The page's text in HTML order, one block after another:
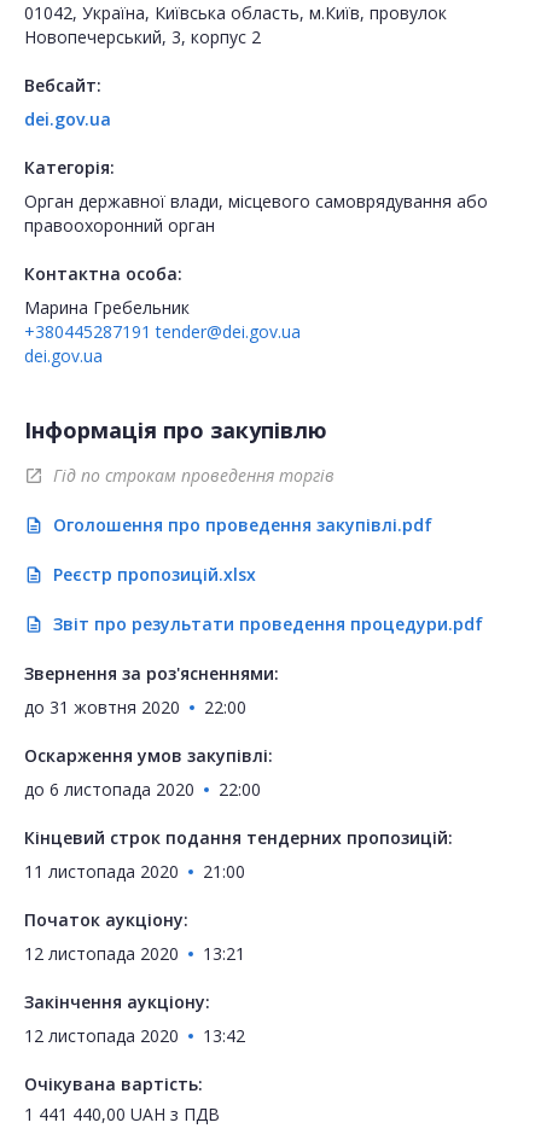
01042, Україна, Київська область, м.Київ, провулок
Новопечерський, 3, корпус 2
Вебсайт:
dei.gov.ua
Категорія:
Орган державної влади, місцевого самоврядування або
правоохоронний орган
Контактна особа:
Марина Гребельник
+380445287191 tender@dei.gov.ua
dei.gov.ua
Інформація про закупівлю
open_in_new Гід по строкам проведення торгів
description Оголошення про проведення закупівлі.pdf
description Реєстр пропозицій.xlsx
description Звіт про результати проведення процедури.pdf
Звернення за роз'ясненнями:
до 31 жовтня 2020 22:00
Оскарження умов закупівлі:
до 6 листопада 2020 22:00
Кінцевий строк подання тендерних пропозицій:
11 листопада 2020
21:00
Початок аукціону:
12 листопада 2020
13:21
Закінчення аукціону:
12 листопада 2020
13:42
Очікувана вартість:
1 441 440,00 UAH з ПДВ